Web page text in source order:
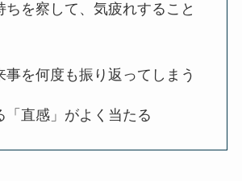
ちを察して、気疲れすること
事を何度も振り返ってしまう
「直感」がよく当たる